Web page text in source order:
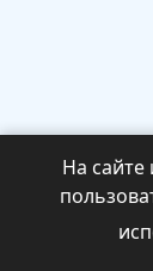
На